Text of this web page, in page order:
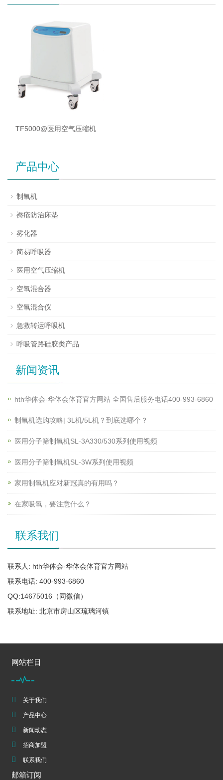
TF5000@医用空气压缩机
产品中心
制氧机
褥疮防治床垫
雾化器
简易呼吸器
医用空气压缩机
空氧混合器
空氧混合仪
急救转运呼吸机
呼吸管路硅胶类产品
新闻资讯
hth华体会-华体会体育官方网站 全国售后服务电话400-993-6860
制氧机选购攻略| 3L机/5L机？到底选哪个？
医用分子筛制氧机SL-3A330/530系列使用视频
医用分子筛制氧机SL-3W系列使用视频
家用制氧机应对新冠真的有用吗？
在家吸氧，要注意什么？
联系我们
联系人: hth华体会-华体会体育官方网站
联系电话: 400-993-6860
QQ:14675016（同微信）
联系地址: 北京市房山区琉璃河镇
网站栏目
关于我们
产品中心
新闻动态
招商加盟
联系我们
邮箱订阅